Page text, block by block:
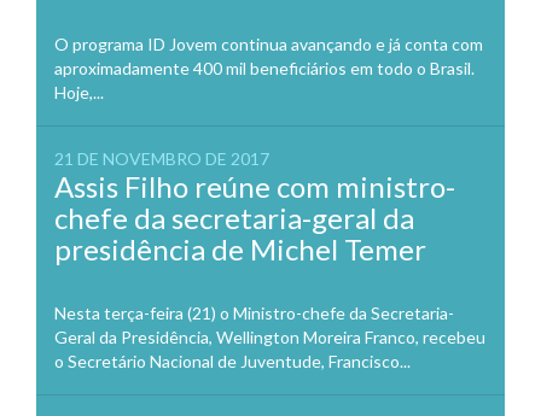
O programa ID Jovem continua avançando e já conta com
aproximadamente 400 mil beneficiários em todo o Brasil.
Hoje,...
21 DE NOVEMBRO DE 2017
Assis Filho reúne com ministro-
chefe da secretaria-geral da
presidência de Michel Temer
Nesta terça-feira (21) o Ministro-chefe da Secretaria-
Geral da Presidência, Wellington Moreira Franco, recebeu
o Secretário Nacional de Juventude, Francisco...